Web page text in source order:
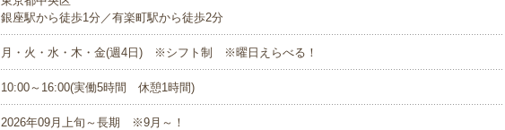
銀座駅から徒歩1分／有楽町駅から徒歩2分
月・火・水・木・金(週4日) ※シフト制 ※曜日えらべる！
10:00～16:00(実働5時間 休憩1時間)
2026年09月上旬～長期 ※9月～！